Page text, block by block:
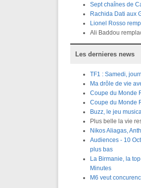
Sept chaînes de
Rachida Dati aux
Lionel Rosso
Ali Baddou
Les dernieres news
TF1 : Samedi,
Ma drôle de vie
Coupe du Monde
Coupe du Monde
Buzz, le jeu
Plus belle la vie
Nikos Aliagas,
Audiences - 10
plus bas
La Birmanie, la
Minutes
M6 veut